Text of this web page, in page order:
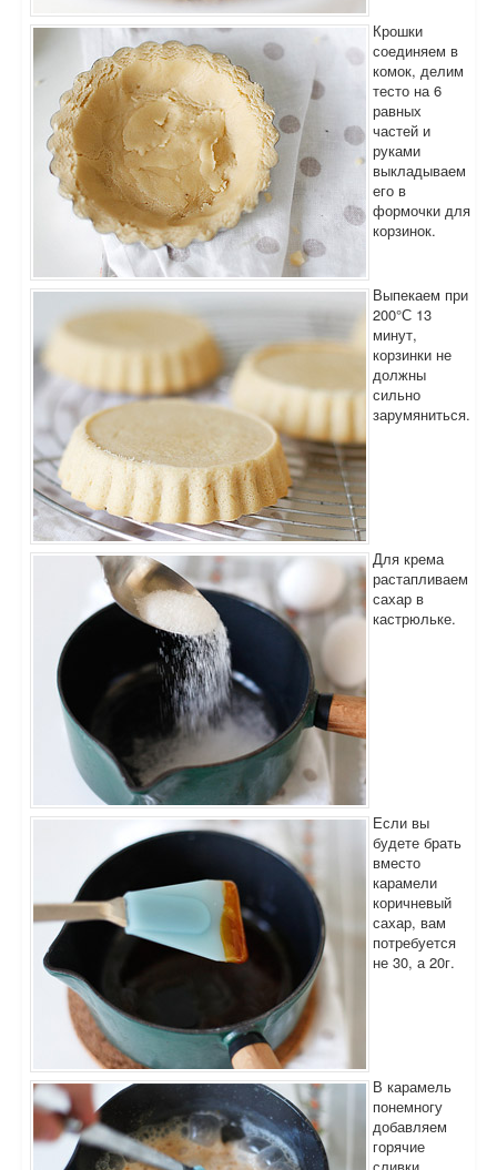
Крошки
соединяем в
комок, делим
тесто на 6
равных
частей и
руками
выкладываем
его в
формочки для
корзинок.
Выпекаем при
200°С 13
минут,
корзинки не
должны
сильно
зарумяниться.
Для крема
растапливаем
сахар в
кастрюльке.
Если вы
будете брать
вместо
карамели
коричневый
сахар, вам
потребуется
не 30, а 20г.
В карамель
понемногу
добавляем
горячие